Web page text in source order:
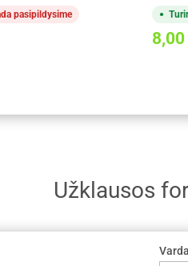
pasipildysime
8,00
Užklausos